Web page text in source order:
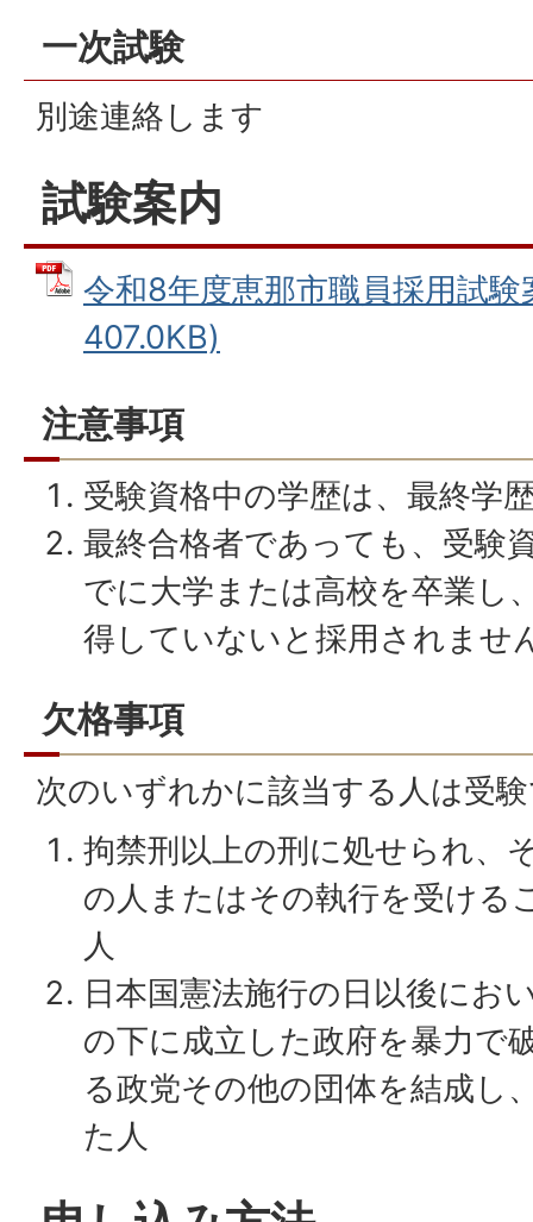
一次試験
別途連絡します
試験案内
令和8年度恵那市職員採用試
407.0KB)
注意事項
受験資格中の学歴は、最終学
最終合格者であっても、受験
でに大学または高校を卒業し
得していないと採用されませ
欠格事項
次のいずれかに該当する人は受
拘禁刑以上の刑に処せられ、
の人またはその執行を受ける
人
日本国憲法施行の日以後にお
の下に成立した政府を暴力で
る政党その他の団体を結成し
た人